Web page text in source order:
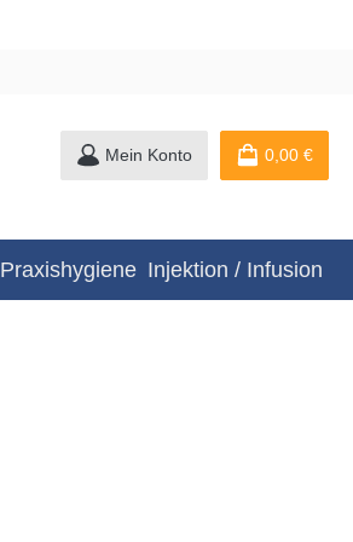
Mein Konto 0,00 €
Praxishygiene Injektion / Infusion